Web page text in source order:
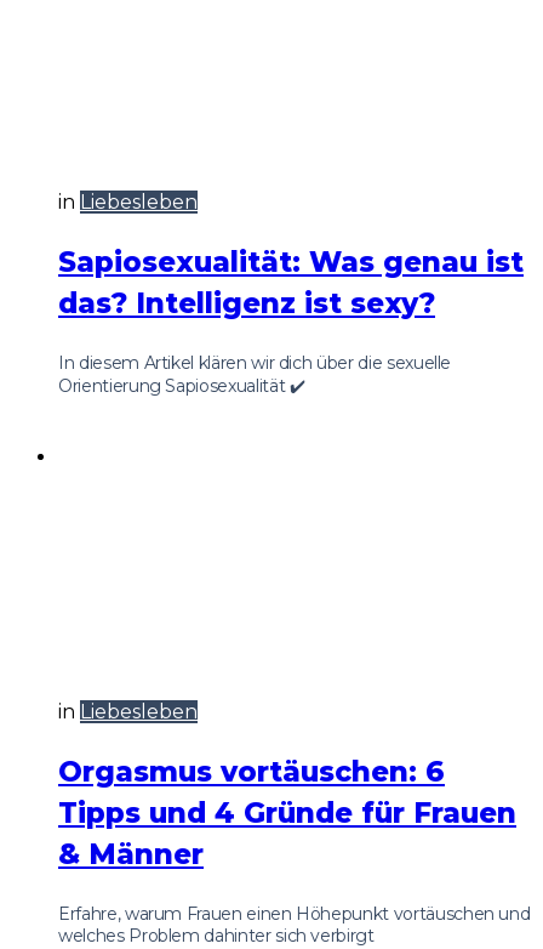
in Liebesleben
Sapiosexualität: Was genau ist
das? Intelligenz ist sexy?
In diesem Artikel klären wir dich über die sexuelle
Orientierung Sapiosexualität ✔️
in Liebesleben
Orgasmus vortäuschen: 6
Tipps und 4 Gründe für Frauen
& Männer
Erfahre, warum Frauen einen Höhepunkt vortäuschen und
welches Problem dahinter sich verbirgt